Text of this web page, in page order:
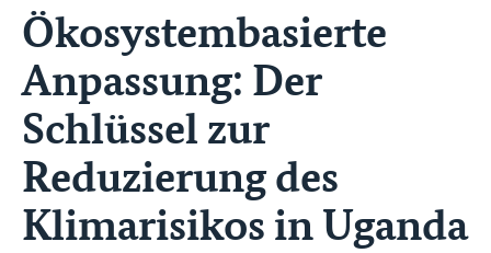
Ökosystembasierte
Anpassung: Der
Schlüssel zur
Reduzierung des
Klimarisikos in Uganda